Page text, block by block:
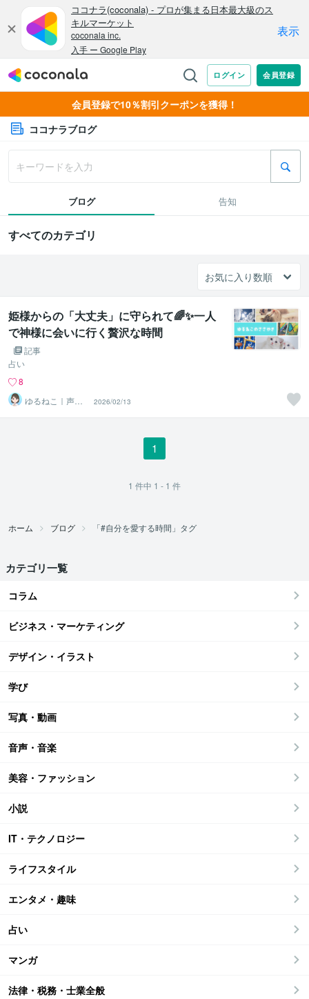
会員登録で10％割引クーポンを獲得！
ココナラブログ
ブログ 告知
すべてのカテゴリ
​姫様からの「大丈夫」に守られて🌈✨一人
で神様に会いに行く贅沢な時間
記事
占い
8
ゆるねこ｜声の
ヒーラー
2026/02/13
1
1 件中 1 - 1 件
ホーム ブログ 「#自分を愛する時間」タグ
カテゴリ一覧
コラム
ビジネス・マーケティング
デザイン・イラスト
学び
写真・動画
音声・音楽
美容・ファッション
小説
IT・テクノロジー
ライフスタイル
エンタメ・趣味
占い
マンガ
法律・税務・士業全般